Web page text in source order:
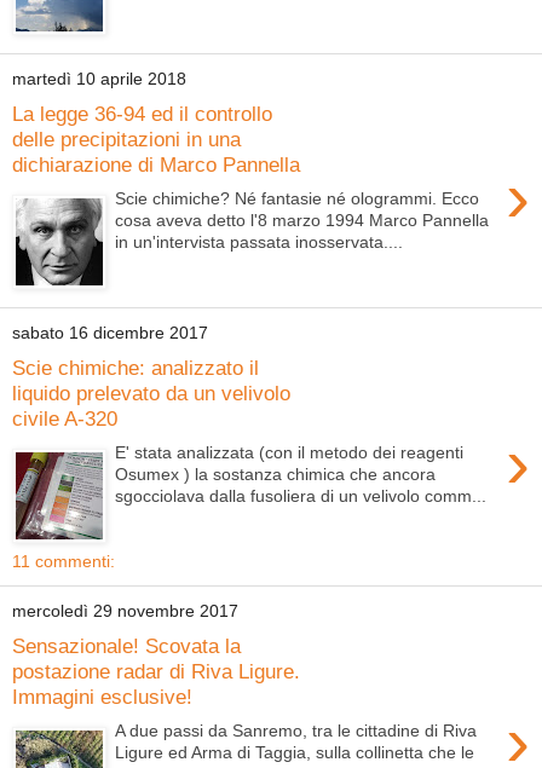
martedì 10 aprile 2018
La legge 36-94 ed il controllo
delle precipitazioni in una
dichiarazione di Marco Pannella
›
Scie chimiche? Né fantasie né ologrammi. Ecco
cosa aveva detto l'8 marzo 1994 Marco Pannella
in un'intervista passata inosservata....
sabato 16 dicembre 2017
Scie chimiche: analizzato il
liquido prelevato da un velivolo
civile A-320
›
E' stata analizzata (con il metodo dei reagenti
Osumex ) la sostanza chimica che ancora
sgocciolava dalla fusoliera di un velivolo comm...
11 commenti:
mercoledì 29 novembre 2017
Sensazionale! Scovata la
postazione radar di Riva Ligure.
Immagini esclusive!
›
A due passi da Sanremo, tra le cittadine di Riva
Ligure ed Arma di Taggia, sulla collinetta che le